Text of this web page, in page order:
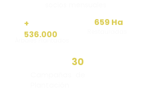
+
536.000
659 Ha
30